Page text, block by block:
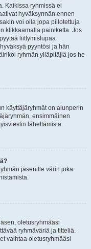
Kaikissa ryhmissä ei
hyväksynnän ennen
voi olla jopa piilotettuja
klikkaamalla painiketta. Jos
liittymislupaa
pyyntösi ja hän
ryhmän ylläpitäjiä jos he
käyttäjäryhmät on alunperin
ensimmäinen
lähettämistä.
jäsenille värin joka
oletusryhmääsi
ryhmäväriä ja titteliä.
vaihtaa oletusryhmääsi